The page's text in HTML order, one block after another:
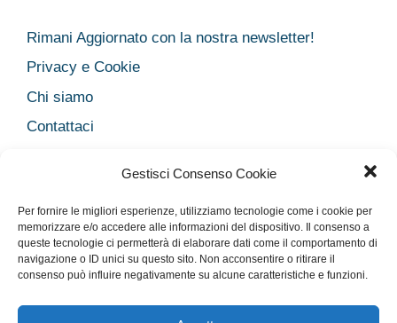
Gestisci Consenso Cookie
Per fornire le migliori esperienze, utilizziamo tecnologie come i cookie per
memorizzare e/o accedere alle informazioni del dispositivo. Il consenso a
queste tecnologie ci permetterà di elaborare dati come il comportamento di
navigazione o ID unici su questo sito. Non acconsentire o ritirare il
consenso può influire negativamente su alcune caratteristiche e funzioni.
Rimani Aggiornato con la nostra newsletter!
Privacy e Cookie
Chi siamo
Contattaci
Cookie Policy
Disclaimer medico
Disconoscimento
Imprint